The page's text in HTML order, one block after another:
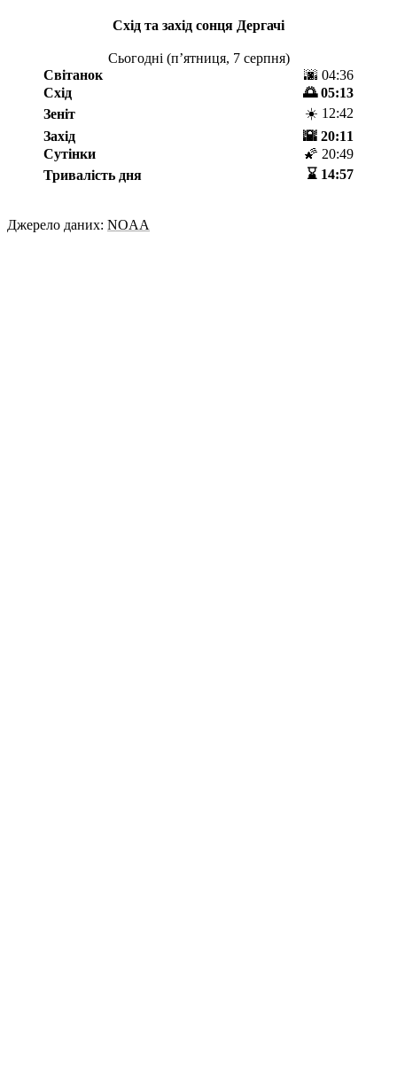
Схід та захід сонця Дергачі
Сьогодні (пʼятниця, 7 серпня)
Світанок
🌆 04:36
Схід
🌅 05:13
Зеніт
☀️ 12:42
Захід
🌇 20:11
Сутінки
🌠 20:49
Тривалість дня
⌛️ 14:57
Джерело даних: NOAA